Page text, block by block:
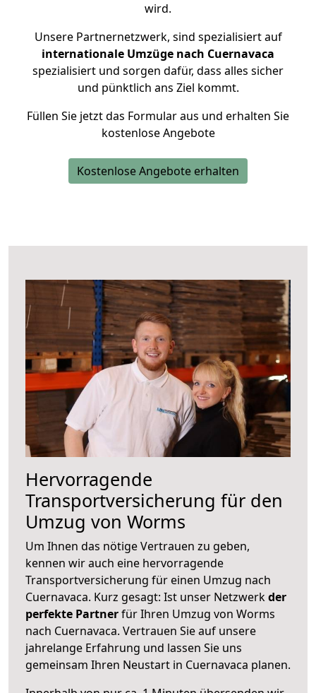
wird.
Unsere Partnernetzwerk, sind spezialisiert auf
internationale Umzüge nach Cuernavaca
spezialisiert und sorgen dafür, dass alles sicher
und pünktlich ans Ziel kommt.
Füllen Sie jetzt das Formular aus und erhalten Sie
kostenlose Angebote
Kostenlose Angebote erhalten
Hervorragende
Transportversicherung für den
Umzug von Worms
Um Ihnen das nötige Vertrauen zu geben,
kennen wir auch eine hervorragende
Transportversicherung für einen Umzug nach
Cuernavaca. Kurz gesagt: Ist unser Netzwerkder
perfekte Partnerfür Ihren Umzug von Worms
nach Cuernavaca. Vertrauen Sie auf unsere
jahrelange Erfahrung und lassen Sie uns
gemeinsam Ihren Neustart in Cuernavaca planen.